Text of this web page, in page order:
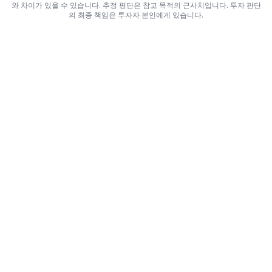
와 차이가 있을 수 있습니다. 추정 평단은 참고 목적의 근사치입니다. 투자 판단
의 최종 책임은 투자자 본인에게 있습니다.